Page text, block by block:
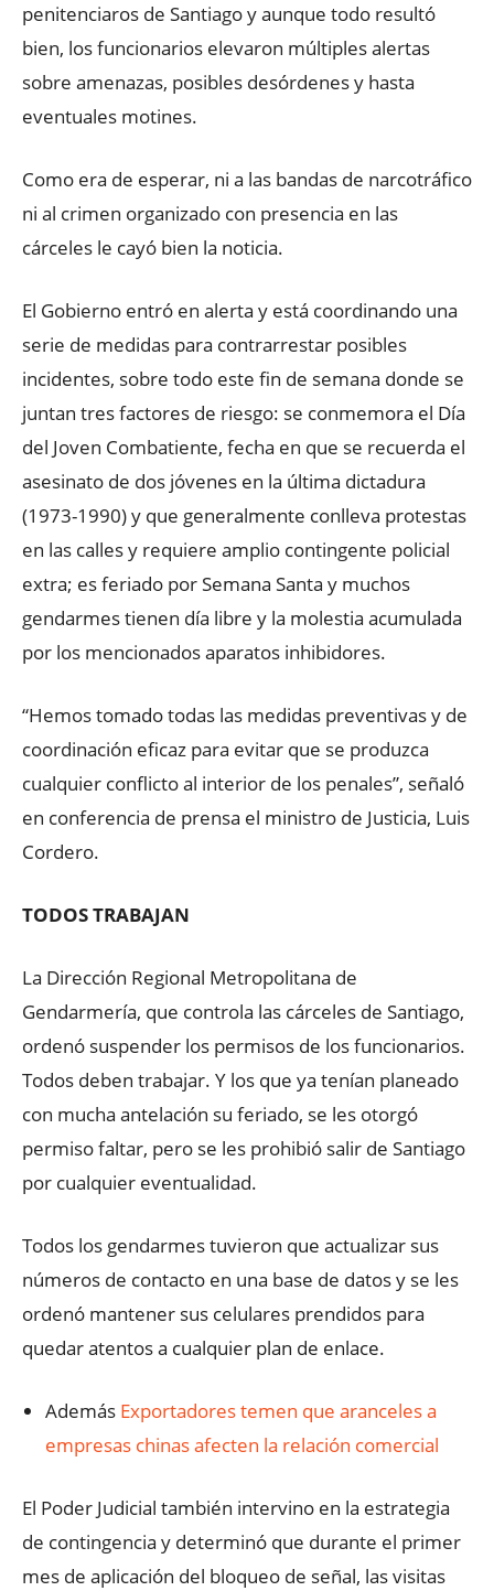
penitenciaros de Santiago y aunque todo resultó
bien, los funcionarios elevaron múltiples alertas
sobre amenazas, posibles desórdenes y hasta
eventuales motines.
Como era de esperar, ni a las bandas de narcotráfico
ni al crimen organizado con presencia en las
cárceles le cayó bien la noticia.
El Gobierno entró en alerta y está coordinando una
serie de medidas para contrarrestar posibles
incidentes, sobre todo este fin de semana donde se
juntan tres factores de riesgo: se conmemora el Día
del Joven Combatiente, fecha en que se recuerda el
asesinato de dos jóvenes en la última dictadura
(1973-1990) y que generalmente conlleva protestas
en las calles y requiere amplio contingente policial
extra; es feriado por Semana Santa y muchos
gendarmes tienen día libre y la molestia acumulada
por los mencionados aparatos inhibidores.
“Hemos tomado todas las medidas preventivas y de
coordinación eficaz para evitar que se produzca
cualquier conflicto al interior de los penales”, señaló
en conferencia de prensa el ministro de Justicia, Luis
Cordero.
TODOS TRABAJAN
La Dirección Regional Metropolitana de
Gendarmería, que controla las cárceles de Santiago,
ordenó suspender los permisos de los funcionarios.
Todos deben trabajar. Y los que ya tenían planeado
con mucha antelación su feriado, se les otorgó
permiso faltar, pero se les prohibió salir de Santiago
por cualquier eventualidad.
Todos los gendarmes tuvieron que actualizar sus
números de contacto en una base de datos y se les
ordenó mantener sus celulares prendidos para
quedar atentos a cualquier plan de enlace.
Además Exportadores temen que aranceles a
empresas chinas afecten la relación comercial
El Poder Judicial también intervino en la estrategia
de contingencia y determinó que durante el primer
mes de aplicación del bloqueo de señal, las visitas